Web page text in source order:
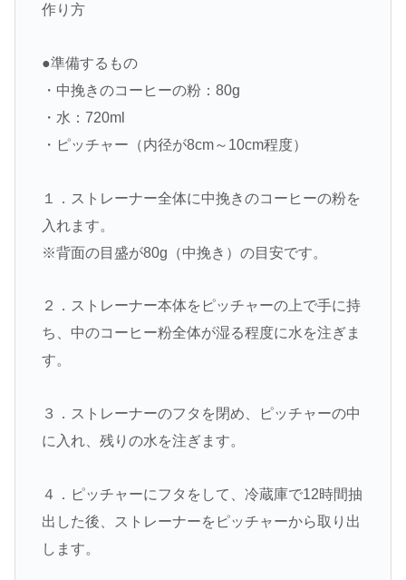
作り方
●準備するもの
・中挽きのコーヒーの粉：80g
・水：720ml
・ピッチャー（内径が8cm～10cm程度）
１．ストレーナー全体に中挽きのコーヒーの粉を
入れます。
※背面の目盛が80g（中挽き）の目安です。
２．ストレーナー本体をピッチャーの上で手に持
ち、中のコーヒー粉全体が湿る程度に水を注ぎま
す。
３．ストレーナーのフタを閉め、ピッチャーの中
に入れ、残りの水を注ぎます。
４．ピッチャーにフタをして、冷蔵庫で12時間抽
出した後、ストレーナーをピッチャーから取り出
します。